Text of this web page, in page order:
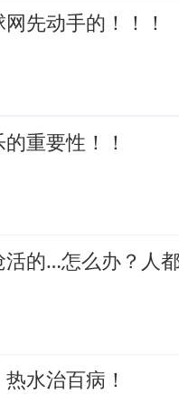
先动手的！！！
重要性！！
的…怎么办？人
水治百病！